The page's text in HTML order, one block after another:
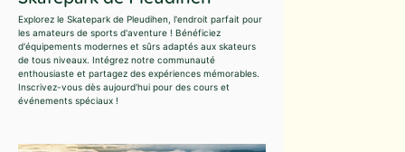
Explorez le Skatepark de Pleudihen, l'endroit parfait pour
les amateurs de sports d'aventure ! Bénéficiez
d'équipements modernes et sûrs adaptés aux skateurs
de tous niveaux. Intégrez notre communauté
enthousiaste et partagez des expériences mémorables.
Inscrivez-vous dès aujourd'hui pour des cours et
événements spéciaux !